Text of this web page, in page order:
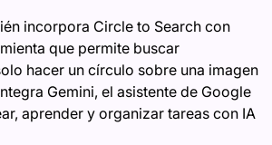
incorpora Circle to Search con
que permite buscar
hacer un círculo sobre una imagen
Gemini, el asistente de Google
aprender y organizar tareas con IA